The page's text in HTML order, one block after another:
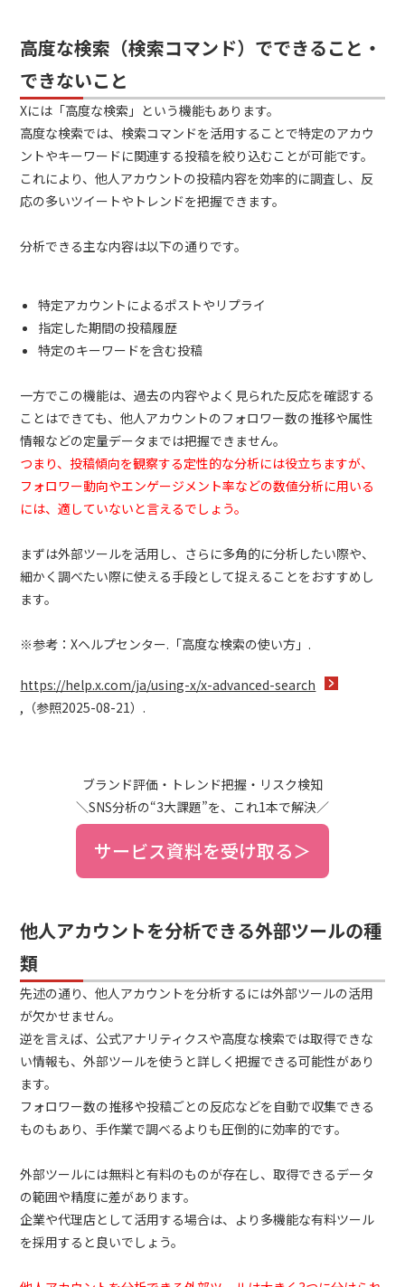
高度な検索（検索コマンド）でできること・
できないこと
Xには「高度な検索」という機能もあります。
高度な検索では、検索コマンドを活用することで特定のアカウ
ントやキーワードに関連する投稿を絞り込むことが可能です。
これにより、他人アカウントの投稿内容を効率的に調査し、反
応の多いツイートやトレンドを把握できます。
分析できる主な内容は以下の通りです。
特定アカウントによるポストやリプライ
指定した期間の投稿履歴
特定のキーワードを含む投稿
一方でこの機能は、過去の内容やよく見られた反応を確認する
ことはできても、他人アカウントのフォロワー数の推移や属性
情報などの定量データまでは把握できません。
つまり、投稿傾向を観察する定性的な分析には役立ちますが、
フォロワー動向やエンゲージメント率などの数値分析に用いる
には、適していないと言えるでしょう。
まずは外部ツールを活用し、さらに多角的に分析したい際や、
細かく調べたい際に使える手段として捉えることをおすすめし
ます。
※参考：Xヘルプセンター.「高度な検索の使い方」.
https://help.x.com/ja/using-x/x-advanced-search
,（参照2025-08-21）.
ブランド評価・トレンド把握・リスク検知
＼SNS分析の“3大課題”を、これ1本で解決／
サービス資料を受け取る＞
他人アカウントを分析できる外部ツールの種
類
先述の通り、他人アカウントを分析するには外部ツールの活用
が欠かせません。
逆を言えば、公式アナリティクスや高度な検索では取得できな
い情報も、外部ツールを使うと詳しく把握できる可能性があり
ます。
フォロワー数の推移や投稿ごとの反応などを自動で収集できる
ものもあり、手作業で調べるよりも圧倒的に効率的です。
外部ツールには無料と有料のものが存在し、取得できるデータ
の範囲や精度に差があります。
企業や代理店として活用する場合は、より多機能な有料ツール
を採用すると良いでしょう。